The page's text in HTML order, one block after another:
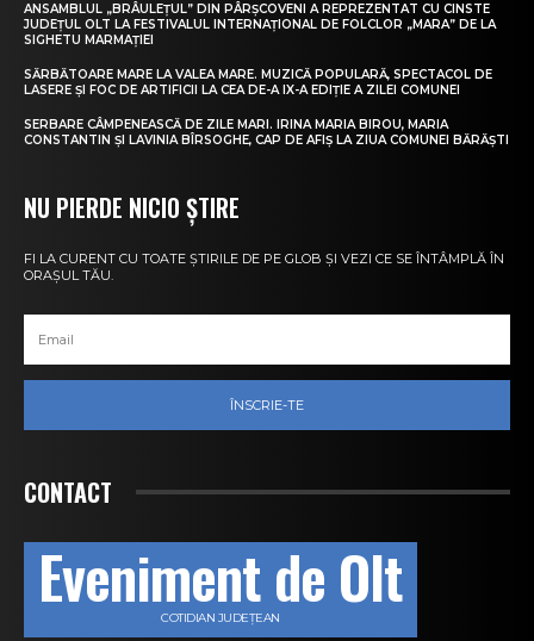
ANSAMBLUL „BRÂULEȚUL” DIN PÂRȘCOVENI A REPREZENTAT CU CINSTE
JUDEȚUL OLT LA FESTIVALUL INTERNAȚIONAL DE FOLCLOR „MARA” DE LA
SIGHETU MARMAȚIEI
SĂRBĂTOARE MARE LA VALEA MARE. MUZICĂ POPULARĂ, SPECTACOL DE
LASERE ȘI FOC DE ARTIFICII LA CEA DE-A IX-A EDIȚIE A ZILEI COMUNEI
SERBARE CÂMPENEASCĂ DE ZILE MARI. IRINA MARIA BIROU, MARIA
CONSTANTIN ȘI LAVINIA BÎRSOGHE, CAP DE AFIȘ LA ZIUA COMUNEI BĂRĂȘTI
NU PIERDE NICIO ȘTIRE
FI LA CURENT CU TOATE ȘTIRILE DE PE GLOB ȘI VEZI CE SE ÎNTÂMPLĂ ÎN
ORAȘUL TĂU.
ÎNSCRIE-TE
CONTACT
Eveniment de Olt
COTIDIAN JUDEȚEAN